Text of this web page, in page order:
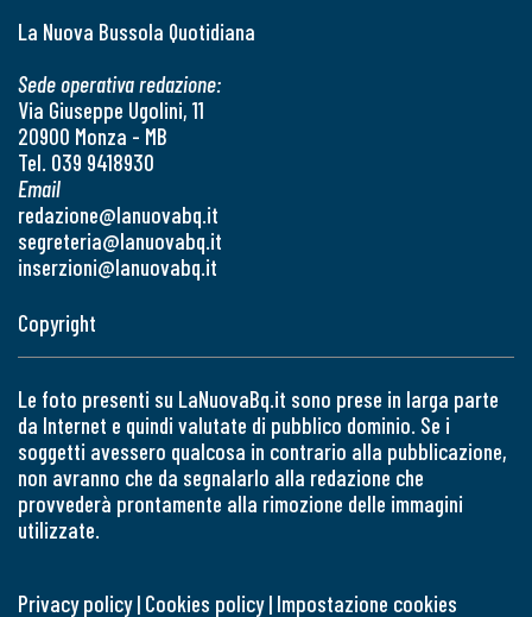
La Nuova Bussola Quotidiana
Sede operativa redazione:
Via Giuseppe Ugolini, 11
20900 Monza - MB
Tel. 039 9418930
Email
redazione@lanuovabq.it
segreteria@lanuovabq.it
inserzioni@lanuovabq.it
Copyright
Le foto presenti su LaNuovaBq.it sono prese in larga parte
da Internet e quindi valutate di pubblico dominio. Se i
soggetti avessero qualcosa in contrario alla pubblicazione,
non avranno che da segnalarlo alla redazione che
provvederà prontamente alla rimozione delle immagini
utilizzate.
Privacy policy| Cookies policy| Impostazione cookies